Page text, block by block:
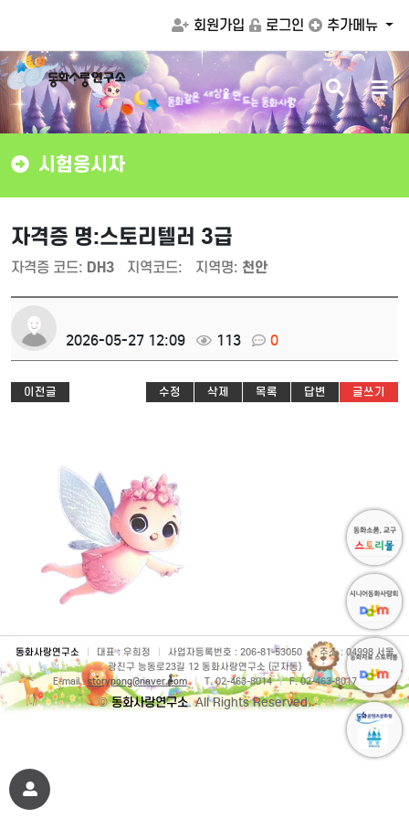
회원가입 로그인 추가메뉴
동화같은 세상을 만드는 동화사랑
검
색
버
튼
메
뉴
버
튼
시험응시자
자격증 명:스토리텔러 3급
자격증 코드: DH3 지역코드: 지역명: 천안
2026-05-27 12:09 113 0
이전글 수정 삭제 목록 답변 글쓰기
동화사랑연구소 대표 : 우희정 사업자등록번호 : 206-81-53050 |
주소 : 04998 서울
광진구 능동로23길 12 동화사랑연구소 (군자동)
E-mail : storypong@naver.com | T. 02-463-8014 | F. 02-463-8017
©동화사랑연구소. All Rights Reserved.